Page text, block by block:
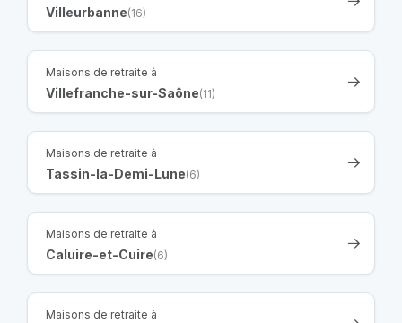
Villeurbanne(16)
Maisons de retraite à
Villefranche-sur-Saône(11)
Maisons de retraite à
Tassin-la-Demi-Lune(6)
Maisons de retraite à
Caluire-et-Cuire(6)
Maisons de retraite à